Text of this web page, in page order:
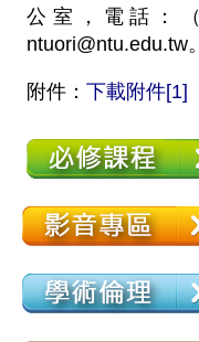
公室，電話：（
ntuori@ntu.edu.tw。
附件：下載附件[1]